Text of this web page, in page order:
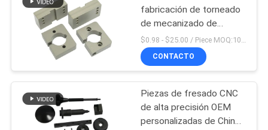
CNC que trabaja a
máquina piezas
plásticas
57
fabricación de torneado
de mecanizado de
fresado de piezas de
latón CNC personalizado
OEM de China
CONTACTO
Piezas de fresado CNC
de alta precisión OEM
personalizadas de China